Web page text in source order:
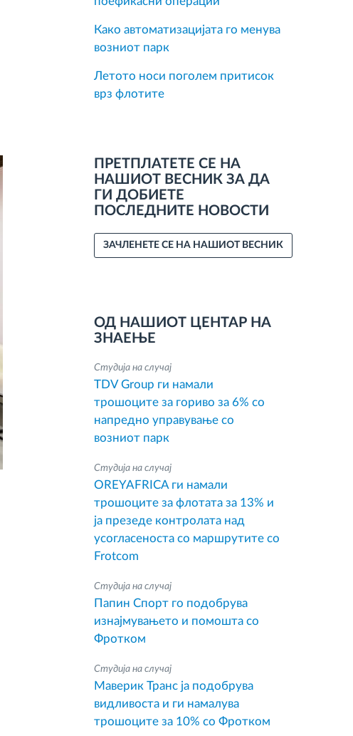
Како автоматизацијата го менува
возниот парк
Летото носи поголем притисок
врз флотите
ПРЕТПЛАТЕТЕ СЕ НА
НАШИОТ ВЕСНИК ЗА ДА
ГИ ДОБИЕТЕ
ПОСЛЕДНИТЕ НОВОСТИ
ЗАЧЛЕНЕТЕ СЕ НА НАШИОТ ВЕСНИК
ОД НАШИОТ ЦЕНТАР НА
ЗНАЕЊЕ
Студија на случај
TDV Group ги намали
трошоците за гориво за 6% со
напредно управување со
возниот парк
Студија на случај
OREYAFRICA ги намали
трошоците за флотата за 13% и
ја презеде контролата над
усогласеноста со маршрутите со
Frotcom
Студија на случај
Папин Спорт го подобрува
изнајмувањето и помошта со
Фротком
Студија на случај
Маверик Транс ја подобрува
видливоста и ги намалува
трошоците за 10% со Фротком